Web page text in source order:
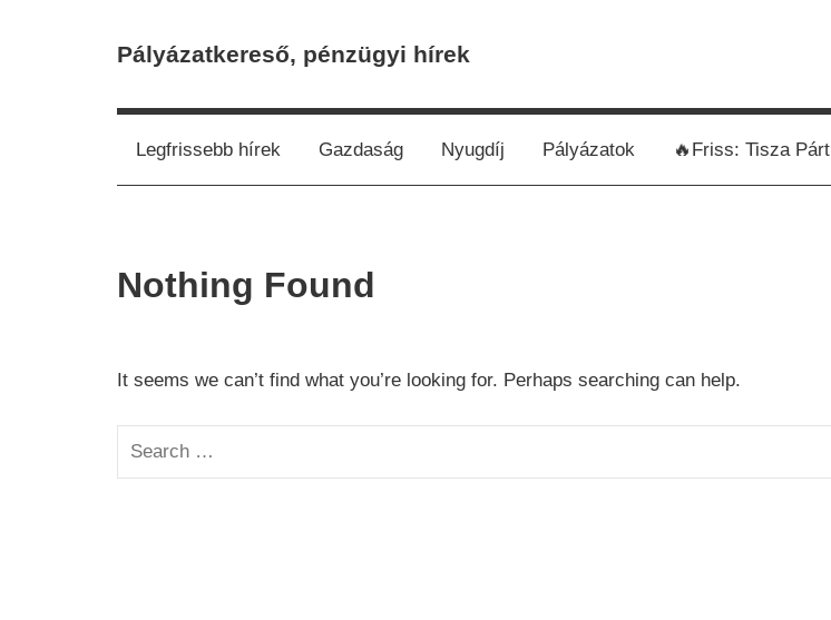
Pályázatkereső, pénzügyi hírek
Legfrissebb hírek Gazdaság Nyugdíj Pályázatok 🔥Friss: Tisza Párt
Nothing Found
It seems we can’t find what you’re looking for. Perhaps searching can help.
Search